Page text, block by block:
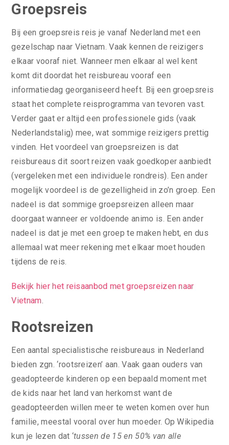
Groepsreis
Bij een groepsreis reis je vanaf Nederland met een
gezelschap naar Vietnam. Vaak kennen de reizigers
elkaar vooraf niet. Wanneer men elkaar al wel kent
komt dit doordat het reisbureau vooraf een
informatiedag georganiseerd heeft. Bij een groepsreis
staat het complete reisprogramma van tevoren vast.
Verder gaat er altijd een professionele gids (vaak
Nederlandstalig) mee, wat sommige reizigers prettig
vinden. Het voordeel van groepsreizen is dat
reisbureaus dit soort reizen vaak goedkoper aanbiedt
(vergeleken met een individuele rondreis). Een ander
mogelijk voordeel is de gezelligheid in zo’n groep. Een
nadeel is dat sommige groepsreizen alleen maar
doorgaat wanneer er voldoende animo is. Een ander
nadeel is dat je met een groep te maken hebt, en dus
allemaal wat meer rekening met elkaar moet houden
tijdens de reis.
Bekijk hier het reisaanbod met groepsreizen naar
Vietnam.
Rootsreizen
Een aantal specialistische reisbureaus in Nederland
bieden zgn. ‘rootsreizen’ aan. Vaak gaan ouders van
geadopteerde kinderen op een bepaald moment met
de kids naar het land van herkomst want de
geadopteerden willen meer te weten komen over hun
familie, meestal vooral over hun moeder. Op Wikipedia
kun je lezen dat ‘tussen de 15 en 50% van alle